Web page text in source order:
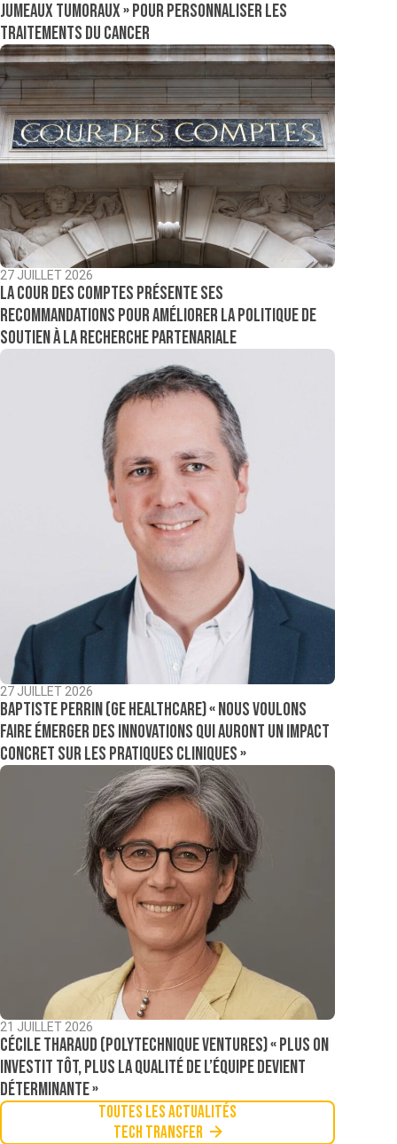
jumeaux tumoraux » pour personnaliser les
traitements du cancer
27 JUILLET 2026
La Cour des comptes présente ses
recommandations pour améliorer la politique de
soutien à la recherche partenariale
27 JUILLET 2026
Baptiste Perrin (GE Healthcare) « Nous voulons
faire émerger des innovations qui auront un impact
concret sur les pratiques cliniques »
21 JUILLET 2026
Cécile Tharaud (Polytechnique Ventures) « Plus on
investit tôt, plus la qualité de l’équipe devient
déterminante »
Toutes les actualités
Tech Transfer